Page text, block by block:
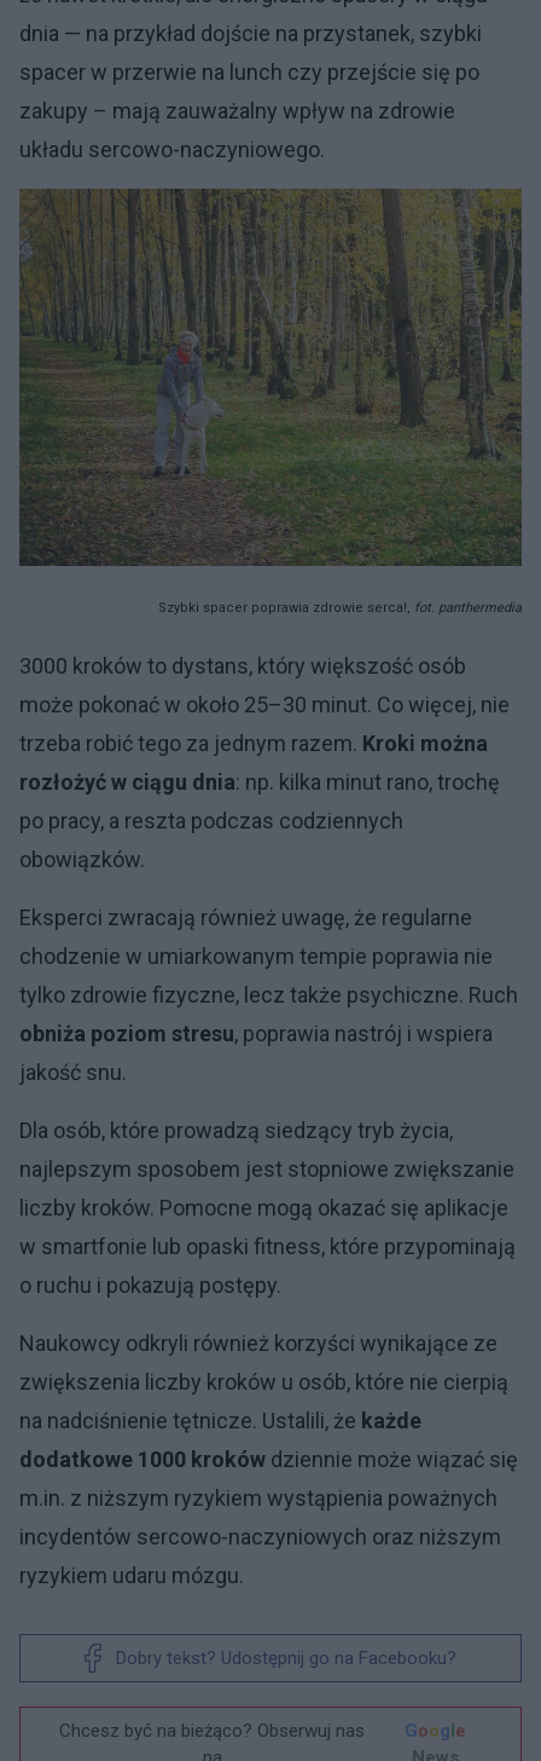
dnia — na przykład dojście na przystanek, szybki
spacer w przerwie na lunch czy przejście się po
zakupy – mają zauważalny wpływ na zdrowie
układu sercowo-naczyniowego.
Szybki spacer poprawia zdrowie serca!, fot. panthermedia
3000 kroków to dystans, który większość osób
może pokonać w około 25–30 minut. Co więcej, nie
trzeba robić tego za jednym razem. Kroki można
rozłożyć w ciągu dnia: np. kilka minut rano, trochę
po pracy, a reszta podczas codziennych
obowiązków.
Eksperci zwracają również uwagę, że regularne
chodzenie w umiarkowanym tempie poprawia nie
tylko zdrowie fizyczne, lecz także psychiczne. Ruch
obniża poziom stresu, poprawia nastrój i wspiera
jakość snu.
Dla osób, które prowadzą siedzący tryb życia,
najlepszym sposobem jest stopniowe zwiększanie
liczby kroków. Pomocne mogą okazać się aplikacje
w smartfonie lub opaski fitness, które przypominają
o ruchu i pokazują postępy.
Naukowcy odkryli również korzyści wynikające ze
zwiększenia liczby kroków u osób, które nie cierpią
na nadciśnienie tętnicze. Ustalili, że każde
dodatkowe 1000 kroków dziennie może wiązać się
m.in. z niższym ryzykiem wystąpienia poważnych
incydentów sercowo-naczyniowych oraz niższym
ryzykiem udaru mózgu.
Dobry tekst? Udostępnij go na Facebooku?
Chcesz być na bieżąco? Obserwuj nas
Google